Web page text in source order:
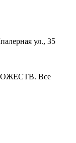
ул., 35
Все